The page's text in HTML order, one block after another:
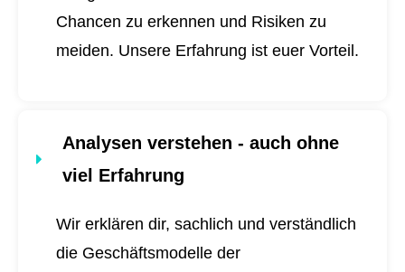
Chancen zu erkennen und Risiken zu
meiden. Unsere Erfahrung ist euer Vorteil.
Analysen verstehen - auch ohne
viel Erfahrung
Wir erklären dir, sachlich und verständlich
die Geschäftsmodelle der